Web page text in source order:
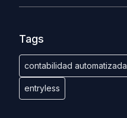
Tags
contabilidad automatizada
entryless